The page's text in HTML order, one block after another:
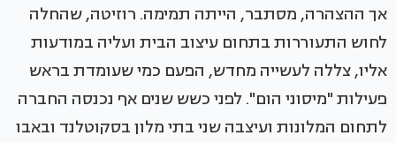
אך ההצהרה, מסתבר, הייתה תמימה. רוזיטה, שהחלה
לחוש התעוררות בתחום עיצוב הבית ועליה במודעות
אליו, צללה לעשייה מחדש, הפעם כמי שעומדת בראש
פעילות "מיסוני הום". לפני כשש שנים אף נכנסה החברה
לתחום המלונות ועיצבה שני בתי מלון בסקוטלנד ובאבו